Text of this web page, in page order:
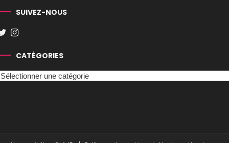
SUIVEZ-NOUS
CATÉGORIES